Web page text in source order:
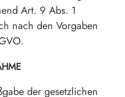
Art. 9 Abs. 1
nach den Vorgaben
der gesetzlichen